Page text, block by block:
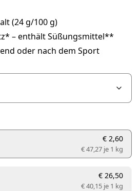
(24 g/100 g)
– enthält Süßungsmittel**
oder nach dem Sport
€ 2,60
€ 47,27 je 1 kg
€ 26,50
€ 40,15 je 1 kg